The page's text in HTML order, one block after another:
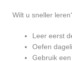
Wilt u sneller
Leer eerst
Oefen
Gebruik een